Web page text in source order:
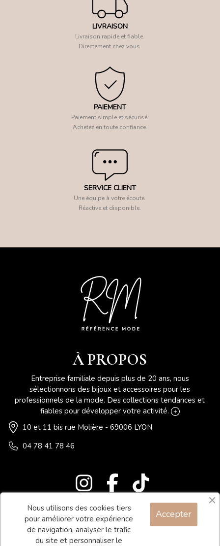
LIVRAISON
Livraison rapide et fiable.
Directement chez vous.
PAIEMENT
Paiement simple et sécurisé.
Achetez en toute confiance.
SERVICE CLIENT
Une équipe à votre écoute.
Réactive et disponible.
À PROPOS
Entreprise familiale depuis plus de 20 ans, nous
sélectionnons des bijoux et accessoires pour les
professionnels de la mode. Des collections tendances et
fiables pour développer votre activité.
10 et 11 bis rue Molière - 69006 LYON
04 78 41 78 46
Blog
Contact
Conditions générales de vente
Nous utilisons des cookies tiers
pour améliorer votre expérience
de navigation, analyser le trafic
du site et personnaliser le
Accepter